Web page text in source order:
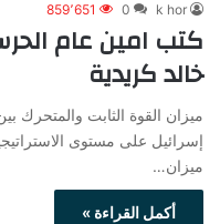
k hor
0 859٬651
كتب امين عام
خالد كريدية
ميزان القوة الثابت والمتحرك
إسرائيل على مستوى
ميزان…
أكمل القراءة »